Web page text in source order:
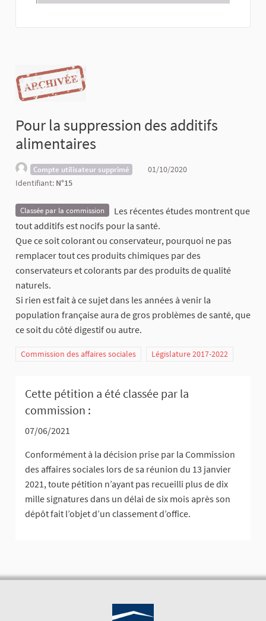
Pour la suppression des additifs
alimentaires
Compte utilisateur supprimé
01/10/2020
Identifiant: N°15
Classée par la commission
Les récentes études montrent que
tout additifs est nocifs pour la santé.
Que ce soit colorant ou conservateur, pourquoi ne pas
remplacer tout ces produits chimiques par des
conservateurs et colorants par des produits de qualité
naturels.
Si rien est fait à ce sujet dans les années à venir la
population française aura de gros problèmes de santé, que
ce soit du côté digestif ou autre.
Commission des affaires sociales Législature 2017-2022
Cette pétition a été classée par la
commission :
07/06/2021
Conformément à la décision prise par la Commission
des affaires sociales lors de sa réunion du 13 janvier
2021, toute pétition n’ayant pas recueilli plus de dix
mille signatures dans un délai de six mois après son
dépôt fait l’objet d’un classement d’office.